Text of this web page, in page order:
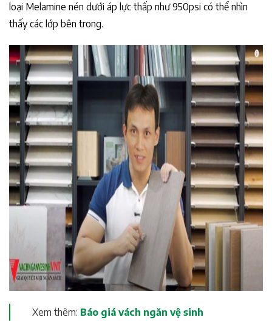
loại Melamine nén dưới áp lực thấp như 950psi có thể nhìn
thấy các lớp bên trong.
Xem thêm: Báo giá vách ngăn vệ sinh